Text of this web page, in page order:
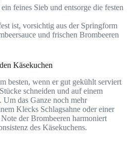
feines Sieb und entsorge die festen
ist, vorsichtig aus der Springform
und frischen Brombeeren
Käsekuchen
besten, wenn er gut gekühlt serviert
schneiden und auf einem
Um das Ganze noch mehr
Klecks Schlagsahne oder einer
der Brombeeren harmoniert
des Käsekuchens.